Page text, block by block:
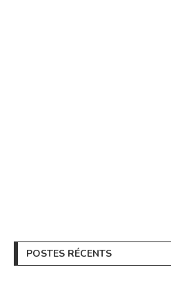
POSTES RÉCENTS